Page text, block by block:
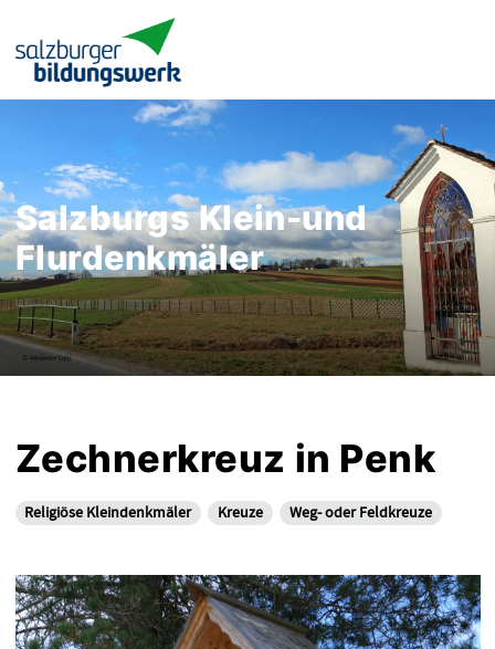
Salzburgs Klein-und
Flurdenkmäler
Zechnerkreuz in Penk
Religiöse Kleindenkmäler Kreuze Weg- oder Feldkreuze